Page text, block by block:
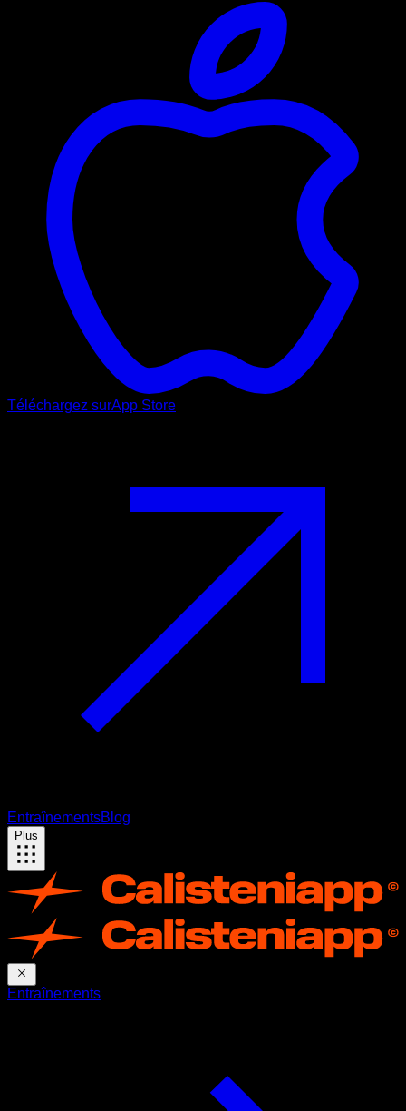
Téléchargez surApp Store
EntraînementsBlog
Plus
Entraînements